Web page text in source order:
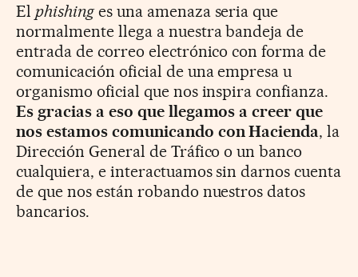
El phishinges una amenaza seria que
normalmente llega a nuestra bandeja de
entrada de correo electrónico con forma de
comunicación oficial de una empresa u
organismo oficial que nos inspira confianza.
Es gracias a eso que llegamos a creer que
nos estamos comunicando con Hacienda, la
Dirección General de Tráfico o un banco
cualquiera, e interactuamos sin darnos cuenta
de que nos están robando nuestros datos
bancarios.